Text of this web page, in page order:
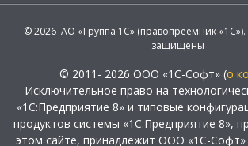
© 2026 АО «Группа 1С» (правопреемник «1С»).
защищены
© 2011- 2026 ООО «1С-Софт» (о
Исключительное право на
«1С:Предприятие 8» и типовые
продуктов системы «1С:Предприятие 8»,
этом сайте, принадлежит ООО «1С-Софт»